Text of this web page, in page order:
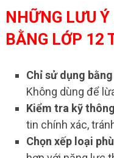
NHỮNG LƯU
BẰNG LỚP 12
Chỉ sử dụng
Không dùng để
Kiểm tra kỹ
tin chính xác,
Chọn xếp loại